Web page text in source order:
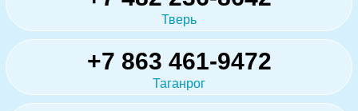
Тверь
+7 863 461-9472
Таганрог